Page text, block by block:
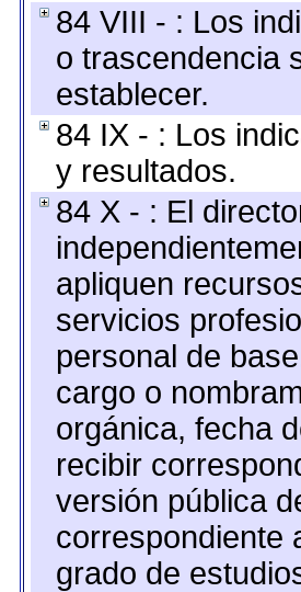
84 VIII - : Los
o trascendencia
establecer.
84 IX - : Los
y resultados.
84 X - : El
apliquen
servicios
personal de
cargo o
orgánica, fecha
recibir
versión pública
correspondiente
grado de